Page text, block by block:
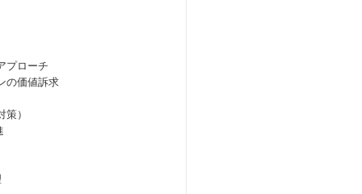
プローチ
の価値訴求
）